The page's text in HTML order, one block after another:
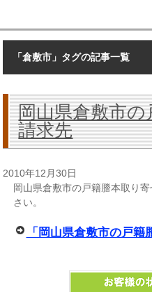
「倉敷市」タグの記事一覧
岡山県倉敷市
請求先
2010年12月30日
岡山県倉敷市の戸籍謄本取り
さい。
「岡山県倉敷市の戸